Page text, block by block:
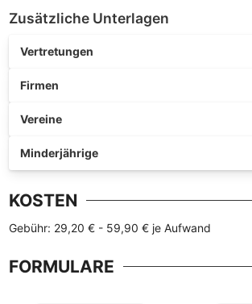
Zusätzliche Unterlagen
Vertretungen
Firmen
Vereine
Minderjährige
KOSTEN
Gebühr: 29,20 € - 59,90 € je Aufwand
FORMULARE